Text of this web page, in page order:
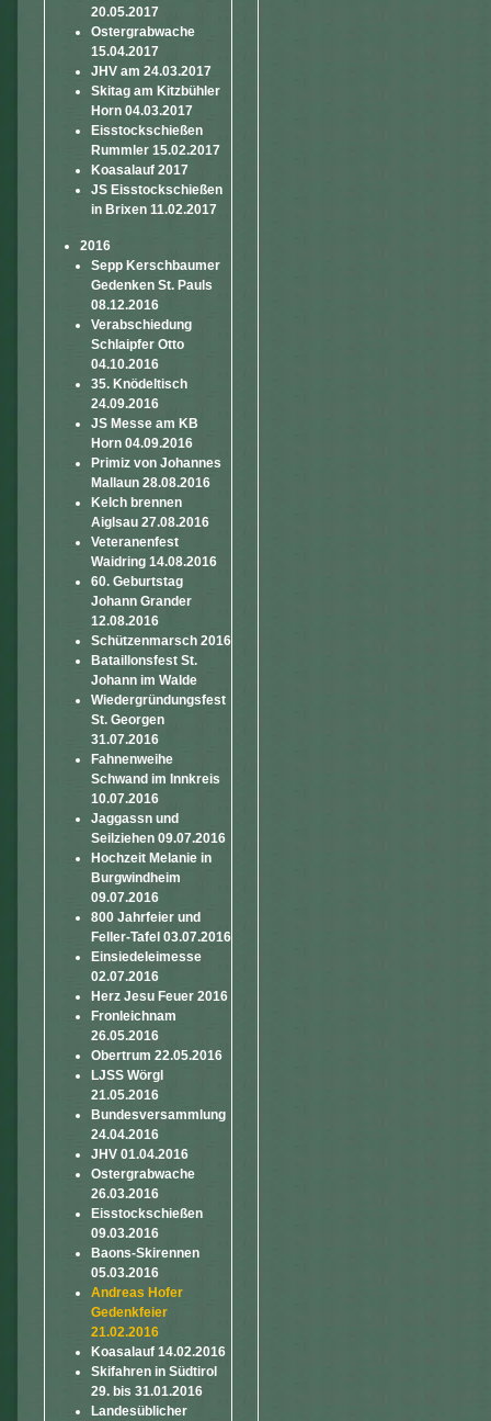
20.05.2017
Ostergrabwache
15.04.2017
JHV am 24.03.2017
Skitag am Kitzbühler
Horn 04.03.2017
Eisstockschießen
Rummler 15.02.2017
Koasalauf 2017
JS Eisstockschießen
in Brixen 11.02.2017
2016
Sepp Kerschbaumer
Gedenken St. Pauls
08.12.2016
Verabschiedung
Schlaipfer Otto
04.10.2016
35. Knödeltisch
24.09.2016
JS Messe am KB
Horn 04.09.2016
Primiz von Johannes
Mallaun 28.08.2016
Kelch brennen
Aiglsau 27.08.2016
Veteranenfest
Waidring 14.08.2016
60. Geburtstag
Johann Grander
12.08.2016
Schützenmarsch 2016
Bataillonsfest St.
Johann im Walde
Wiedergründungsfest
St. Georgen
31.07.2016
Fahnenweihe
Schwand im Innkreis
10.07.2016
Jaggassn und
Seilziehen 09.07.2016
Hochzeit Melanie in
Burgwindheim
09.07.2016
800 Jahrfeier und
Feller-Tafel 03.07.2016
Einsiedeleimesse
02.07.2016
Herz Jesu Feuer 2016
Fronleichnam
26.05.2016
Obertrum 22.05.2016
LJSS Wörgl
21.05.2016
Bundesversammlung
24.04.2016
JHV 01.04.2016
Ostergrabwache
26.03.2016
Eisstockschießen
09.03.2016
Baons-Skirennen
05.03.2016
Andreas Hofer
Gedenkfeier
21.02.2016
Koasalauf 14.02.2016
Skifahren in Südtirol
29. bis 31.01.2016
Landesüblicher